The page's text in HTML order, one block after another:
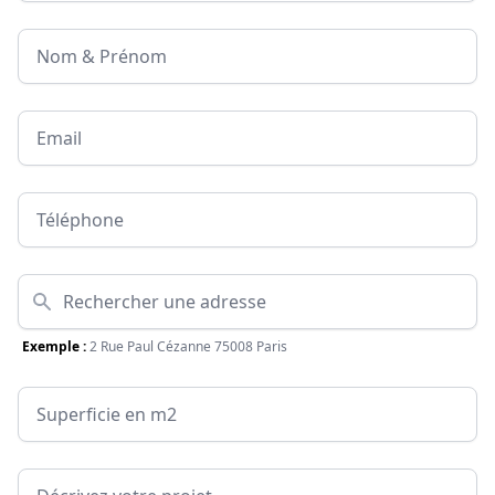
Nom & Prénom
Email
Téléphone
Adresse
Exemple :2 Rue Paul Cézanne 75008 Paris
Surface
Message